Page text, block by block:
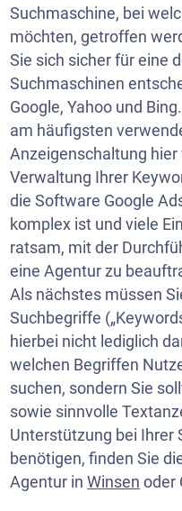
Suchmaschine, bei
möchten, getroffen
Sie sich sicher für eine
Suchmaschinen
Google, Yahoo und
am häufigsten
Anzeigenschaltung
Verwaltung Ihrer
die Software Google
komplex ist und viele
ratsam, mit der
eine Agentur zu
Als nächstes müssen
Suchbegriffe
hierbei nicht lediglich
welchen Begriffen
suchen, sondern Sie
sowie sinnvolle
Unterstützung bei Ihrer
benötigen, finden Sie
Agentur inWinsen oder